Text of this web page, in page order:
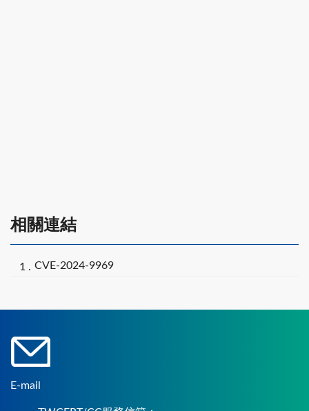
相關連結
CVE-2024-9969
E-mail